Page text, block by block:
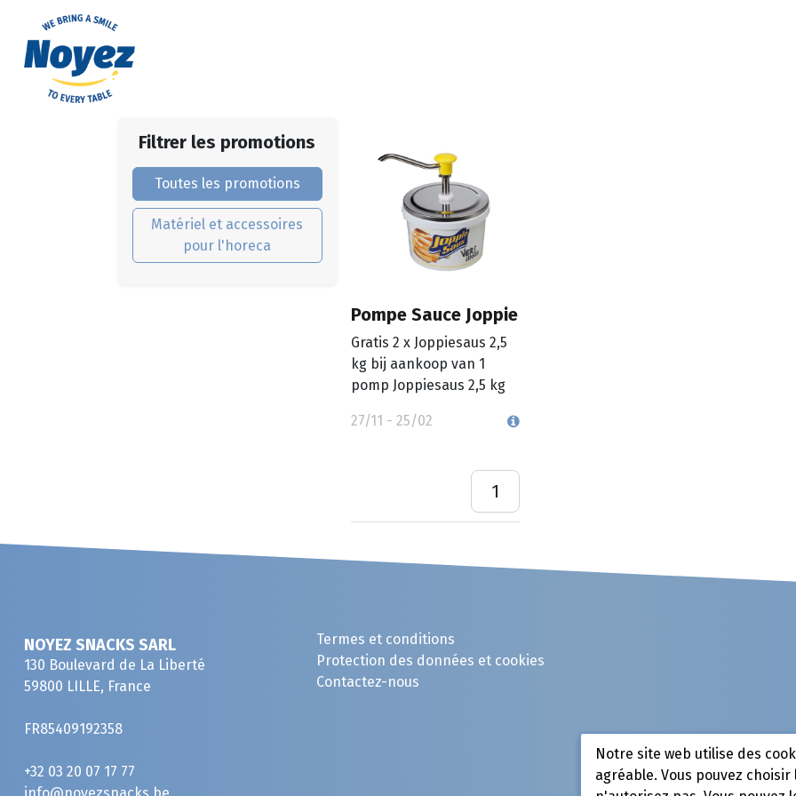
Filtrer les promotions
Toutes les promotions
Matériel et accessoires
pour l'horeca
Pompe Sauce Joppie
Gratis 2 x Joppiesaus 2,5
kg bij aankoop van 1
pomp Joppiesaus 2,5 kg
27/11 - 25/02
NOYEZ SNACKS SARL
130 Boulevard de La Liberté
59800 LILLE, France
FR85409192358
+32 03 20 07 17 77
Termes et conditions
Protection des données et cookies
Contactez-nous
Notre site web utilise des
agréable. Vous pouvez